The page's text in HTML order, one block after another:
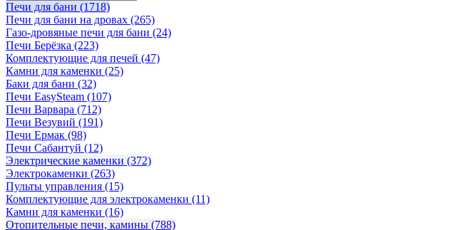
Печи для бани (1718)
Печи для бани на дровах (265)
Газо-дровяные печи для бани (24)
Печи Берёзка (223)
Комплектующие для печей (47)
Камни для каменки (25)
Баки для бани (32)
Печи EasySteam (107)
Печи Варвара (712)
Печи Везувий (191)
Печи Ермак (98)
Печи Сабантуй (12)
Электрические каменки (372)
Электрокаменки (263)
Пульты управления (15)
Комплектующие для электрокаменки (11)
Камни для каменки (16)
Отопительные печи, камины (788)